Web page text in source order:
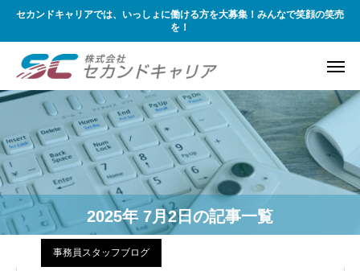
セカンドキャリアでは、いっしょに働ける方を大募集！みんなで笑顔の笑売
を！
2025年 7月2日の記事一覧
事務員スタッフブログ